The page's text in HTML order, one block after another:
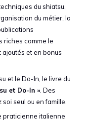
du shiatsu,
du métier, la
riches comme le
et en bonus
et le Do-In, le livre du
et Do-In » . Des
seul ou en famille.
praticienne italienne